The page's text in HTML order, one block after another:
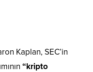
Kaplan, SEC’in
“kripto